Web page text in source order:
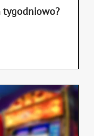
tygodniowo?